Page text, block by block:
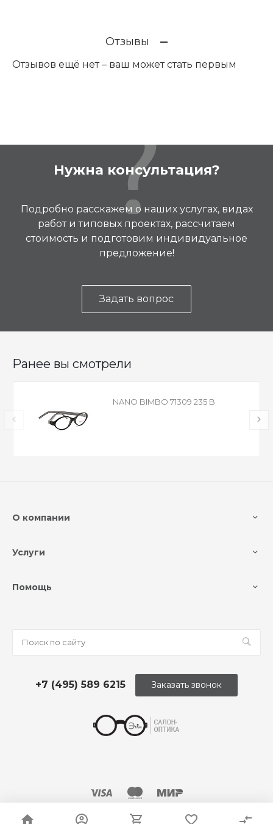
Отзывы
Отзывов ещё нет – ваш может стать первым
Нужна консультация?
Подробно расскажем о наших услугах, видах
работ и типовых проектах, рассчитаем
стоимость и подготовим индивидуальное
предложение!
Задать вопрос
Ранее вы смотрели
NANO BIMBO 71309 235 B
О компании
Услуги
Помощь
+7 (495) 589 6215 Заказать звонок